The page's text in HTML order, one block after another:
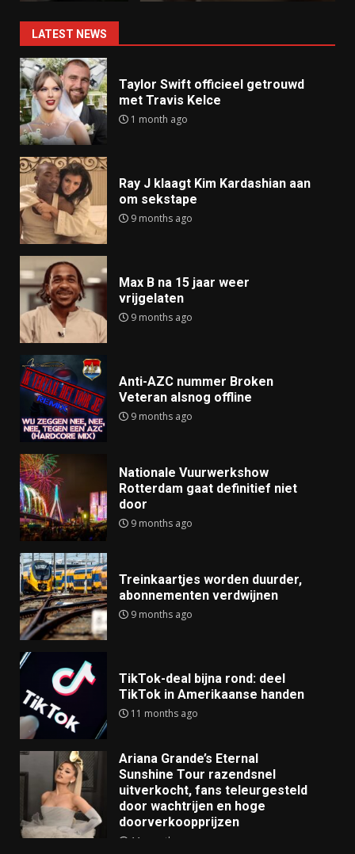
LATEST NEWS
Taylor Swift officieel getrouwd
met Travis Kelce
1 month ago
Ray J klaagt Kim Kardashian aan
om sekstape
9 months ago
Max B na 15 jaar weer
vrijgelaten
9 months ago
Anti-AZC nummer Broken
Veteran alsnog offline
9 months ago
Nationale Vuurwerkshow
Rotterdam gaat definitief niet
door
9 months ago
Treinkaartjes worden duurder,
abonnementen verdwijnen
9 months ago
TikTok-deal bijna rond: deel
TikTok in Amerikaanse handen
11 months ago
Ariana Grande’s Eternal
Sunshine Tour razendsnel
uitverkocht, fans teleurgesteld
door wachtrijen en hoge
doorverkoopprijzen
11 months ago